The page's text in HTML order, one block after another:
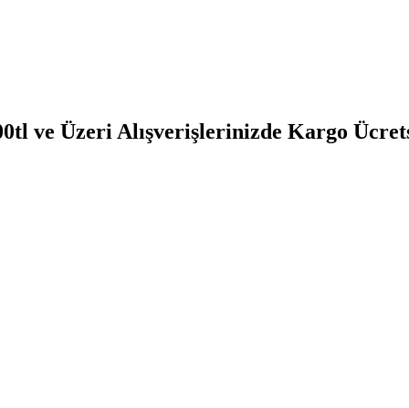
ve Üzeri Alışverişlerinizde Kargo